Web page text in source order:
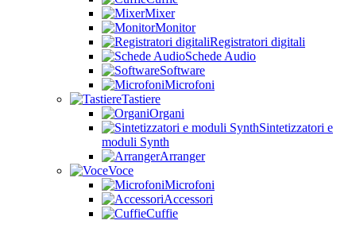
Mixer
Monitor
Registratori digitali
Schede Audio
Software
Microfoni
Tastiere
Organi
Sintetizzatori e
moduli Synth
Arranger
Voce
Microfoni
Accessori
Cuffie